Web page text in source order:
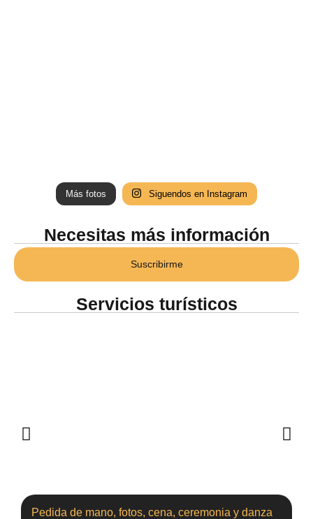
Más fotos Siguendos en Instagram
Necesitas más información
Suscribirme
Servicios turísticos
Pedida de mano, fotos, cena, ceremonia y danza